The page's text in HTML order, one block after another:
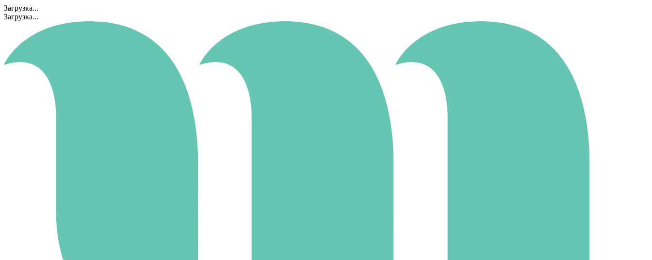
Загрузка...
Загрузка...